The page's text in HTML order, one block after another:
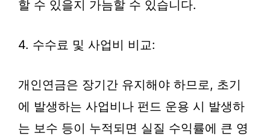
할 수 있을지 가늠할 수 있습니다.
4. 수수료 및 사업비 비교:
개인연금은 장기간 유지해야 하므로, 초기
에 발생하는 사업비나 펀드 운용 시 발생하
는 보수 등이 누적되면 실질 수익률에 큰 영